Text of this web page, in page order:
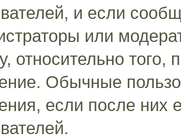
и если
или
относительно
Обычные
если после них